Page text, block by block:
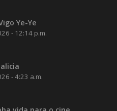
Ye-Ye
- 12:14 p.m.
- 4:23 a.m.